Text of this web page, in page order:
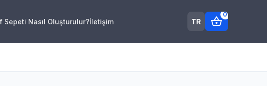
Sepeti Nasıl Oluşturulur?İletişim TR shopping_basket
0